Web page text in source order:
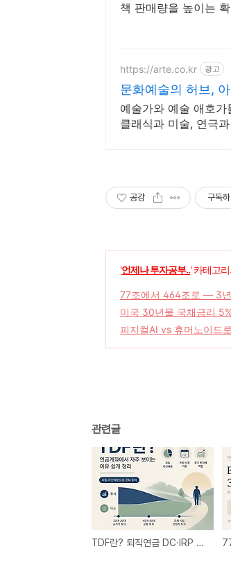
책 판매량을 높이는
https://arte.co.kr 광고
문화예술의 허브,
예술가와 예술 애호
클래식과 미술, 연극
공감 구독하
'언제나 투자공부..' 카테고
77조에서 464조로 — 3
미국 30년물 국채금리
피지컬AI vs 휴머노이드
관련글
TDF란? 퇴직연금 DC·IRP 계좌에서 자주 보이는 이유